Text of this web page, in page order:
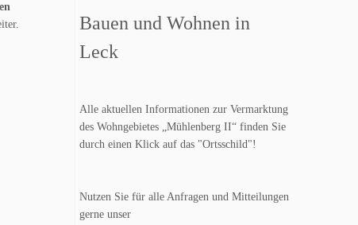
Bauen und Wohnen in
Leck
Alle aktuellen Informationen zur Vermarktung
des Wohngebietes „Mühlenberg II“ finden Sie
durch einen Klick auf das "Ortsschild"!
Nutzen Sie für alle Anfragen und Mitteilungen
gerne unser